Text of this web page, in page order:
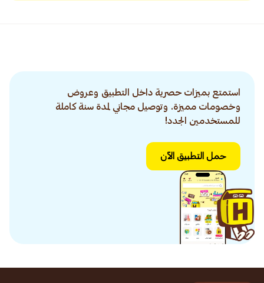
استمتع بميزات حصرية داخل التطبيق وعروض
وخصومات مميزة. وتوصيل مجاني لمدة سنة كاملة
للمستخدمين الجدد!
حمل التطبيق الآن